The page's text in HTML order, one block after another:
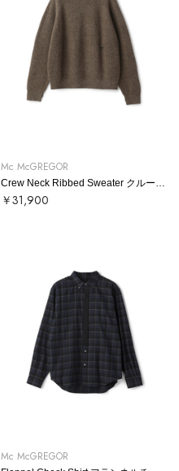
Mc McGREGOR
￥31,900
Mc McGREGOR